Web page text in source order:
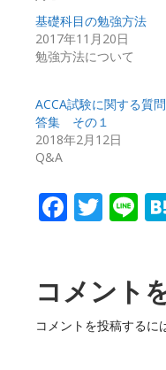
基礎科目の勉強方法
2017年11月20日
勉強方法について
ACCA試験に関する質
答集 その１
2018年2月12日
Q&A
Reader
コメント
コメントを投稿するに